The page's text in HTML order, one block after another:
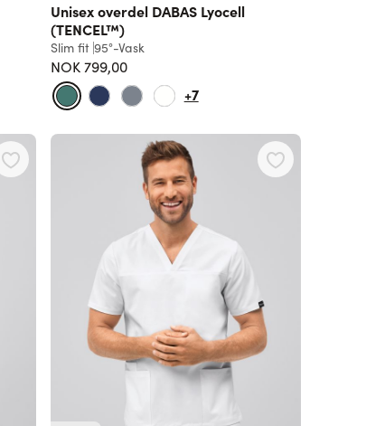
Unisex overdel DABAS Lyocell
(TENCEL™)
Slim fit 95°-Vask
NOK 799,00
+7